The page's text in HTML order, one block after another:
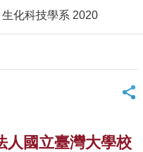
化科技學系 2020
人國立臺灣大學校